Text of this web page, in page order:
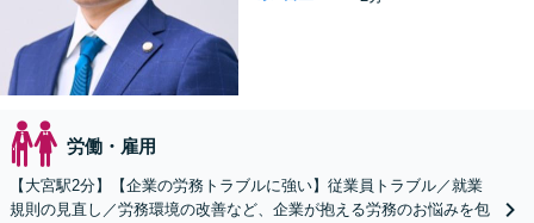
労働・雇用
【大宮駅2分】【企業の労務トラブルに強い】従業員トラブル／就業
規則の見直し／労務環境の改善など、企業が抱える労務のお悩みを包